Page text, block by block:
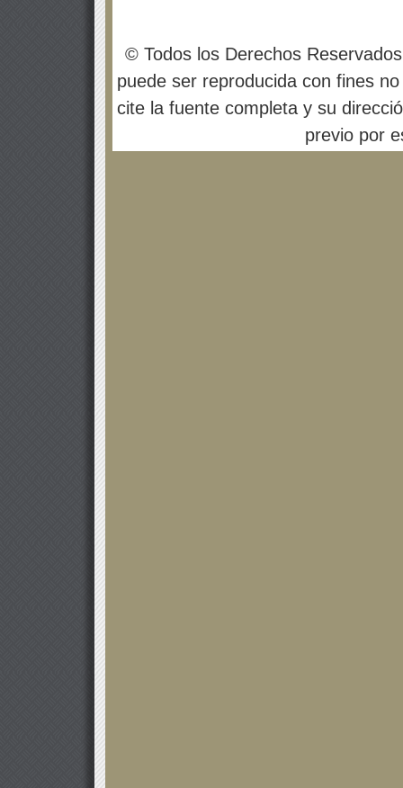
© Todos los Derechos
puede ser reproducida con fines
cite la fuente completa y su
previo por